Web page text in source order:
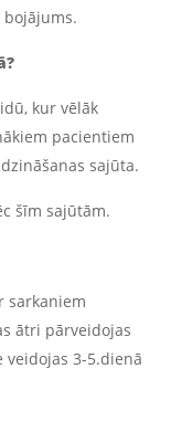
bojājums.
kur vēlāk
pacientiem
sajūta.
šīm sajūtām.
sarkaniem
ātri pārveidojas
3-5.dienā